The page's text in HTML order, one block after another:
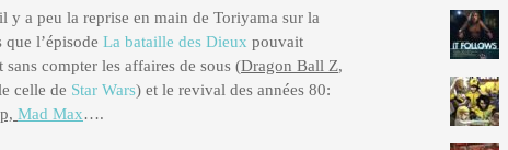
a peu la reprise en main de Toriyama sur la
l’épisode La bataille des Dieux pouvait
compter les affaires de sous (Dragon Ball Z,
celle de Star Wars) et le revival des années 80:
Mad Max….